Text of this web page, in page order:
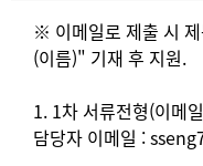
상세요강
※ 이메일로 제출 시
(이름)" 기재 후 지원.
1. 1차 서류전형(이메
담당자 이메일 :